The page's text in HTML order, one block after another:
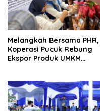
Melangkah Bersama PHR,
Koperasi Pucuk Rebung
Ekspor Produk UMKM